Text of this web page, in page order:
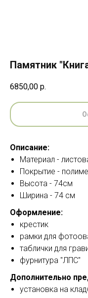
Памятник
6850,00 р.
Описание:
Материал -
Покрытие -
Высота - 74см
Ширина - 74 см
Оформление:
крестик
рамки для
таблички для
фурнитура "ЛПС"
Дополнительно
установка на